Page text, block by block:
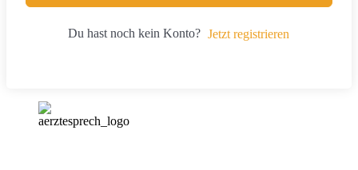
Du hast noch kein Konto? Jetzt registrieren